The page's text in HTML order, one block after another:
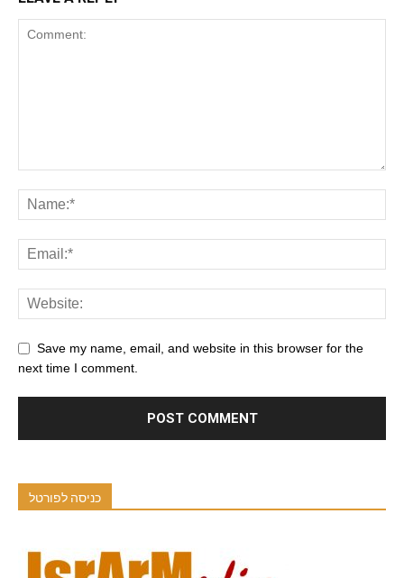
Save my name, email, and website in this browser for the
next time I comment.
כניסה לפורטל